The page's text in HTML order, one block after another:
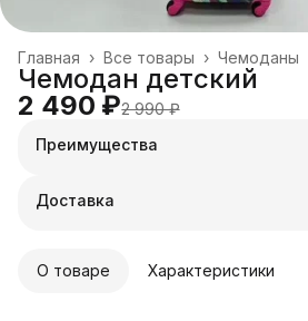
Чемоданы
Все товары ›
Главная ›
Чемодан детский
2 490 ₽2 990 ₽
Преимущества
Оплата частями в Сплит
Удобный возврат
Доставка
О товаре Характеристики